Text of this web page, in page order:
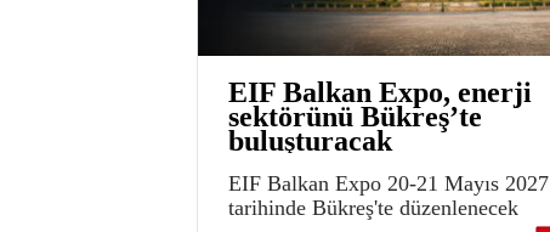
EIF Balkan Expo, enerji
sektörünü Bükreş’te
buluşturacak
EIF Balkan Expo 20-21 Mayıs 2027
tarihinde Bükreş'te düzenlenecek